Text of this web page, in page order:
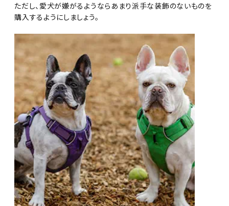
ただし、愛犬が嫌がるようならあまり派手な装飾のないものを
購入するようにしましょう。